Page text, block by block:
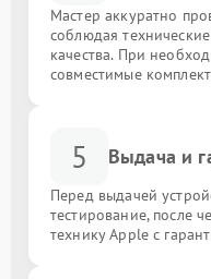
Мастер аккуратно
соблюдая
качества. При
совместимые
5 Выдача и
Перед выдачей
тестирование, после
технику Apple с